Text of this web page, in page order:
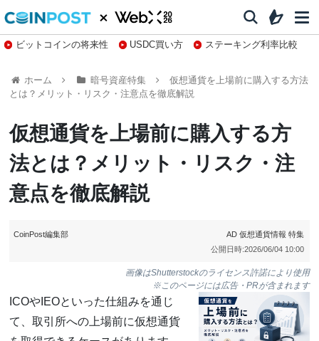
ビットコインの将来性 USDC買い方
ステーキング利率比較
ホーム
暗号資産特集
仮想通貨を上場前に購入する方法
とは？メリット・リスク・注意点を徹底解説
仮想通貨を上場前に購入する方
法とは？メリット・リスク・注
意点を徹底解説
CoinPost編集部 AD 仮想通貨情報 特集
公開日時:2026/06/04 10:00
画像はShutterstockのライセンス許諾により使用
※このページには広告・PRが含まれます
ICOやIEOといった仕組みを通じ
て、取引所への上場前に仮想通貨